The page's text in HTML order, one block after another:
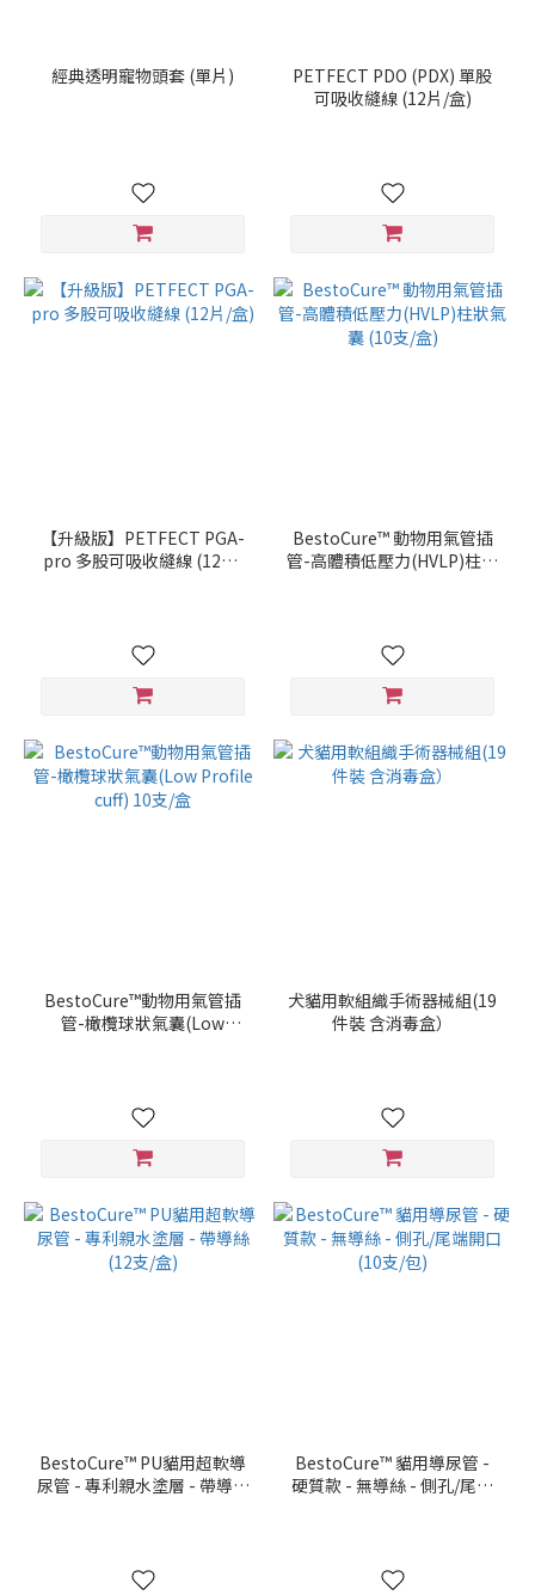
經典透明寵物頭套 (單片)
PETFECT PDO (PDX) 單股
可吸收縫線 (12片/盒)
【升級版】PETFECT PGA-
pro 多股可吸收縫線 (12片/
BestoCure™ 動物用氣管插
管-高體積低壓力(HVLP)柱狀
BestoCure™動物用氣管插
管-橄欖球狀氣囊(Low
犬貓用軟組織手術器械組(19
件裝 含消毒盒）
BestoCure™ PU貓用超軟導
尿管 - 專利親水塗層 - 帶導絲
BestoCure™ 貓用導尿管 -
硬質款 - 無導絲 - 側孔/尾端